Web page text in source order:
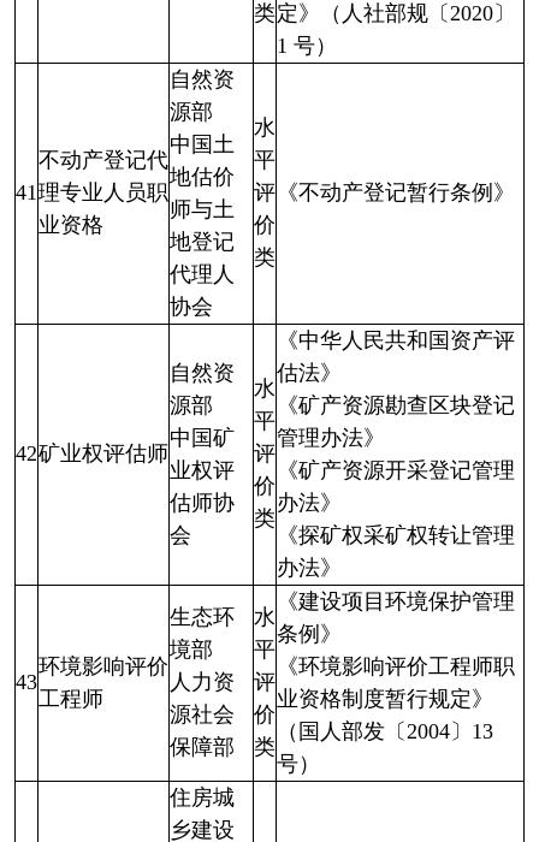
类定》（人社部规〔2020〕
1 号）
41
不动产登记代
理专业人员职
业资格
自然资
源部
中国土
地估价
师与土
地登记
代理人
协会
水
平
评
价
类
《不动产登记暂行条例》
42矿业权评估师
自然资
源部
中国矿
业权评
估师协
会
水
平
评
价
类
《中华人民共和国资产评
估法》
《矿产资源勘查区块登记
管理办法》
《矿产资源开采登记管理
办法》
《探矿权采矿权转让管理
办法》
43
环境影响评价
工程师
生态环
境部
人力资
源社会
保障部
水
平
评
价
类
《建设项目环境保护管理
条例》
《环境影响评价工程师职
业资格制度暂行规定》
（国人部发〔2004〕13
号）
住房城
乡建设